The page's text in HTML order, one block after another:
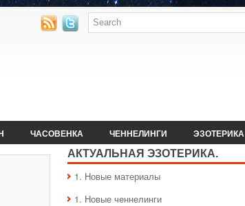
ЧАСОВЕНКА ЧЕННЕЛИНГИ ЭЗОТЕРИКА
АКТУАЛЬНАЯ ЭЗОТЕРИКА.
1. Hовые материалы
1. Hовые ченнелинги